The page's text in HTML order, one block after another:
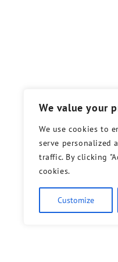
We value your
We use cookies to
serve personalized
traffic. By clicking
cookies.
Customize